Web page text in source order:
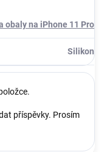
obaly na iPhone 11 Pro
Silikon
příspěvky. Prosím